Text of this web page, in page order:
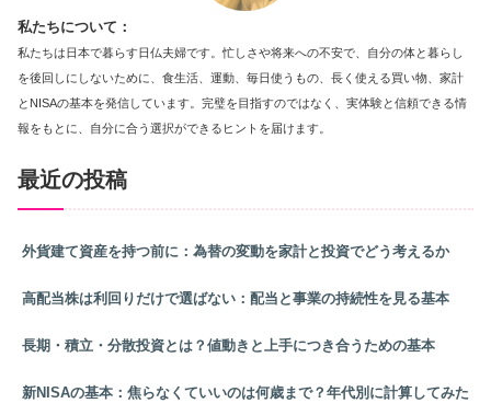
私たちについて：
私たちは日本で暮らす日仏夫婦です。忙しさや将来への不安で、自分の体と暮らし
を後回しにしないために、食生活、運動、毎日使うもの、長く使える買い物、家計
とNISAの基本を発信しています。完璧を目指すのではなく、実体験と信頼できる情
報をもとに、自分に合う選択ができるヒントを届けます。
最近の投稿
外貨建て資産を持つ前に：為替の変動を家計と投資でどう考えるか
高配当株は利回りだけで選ばない：配当と事業の持続性を見る基本
長期・積立・分散投資とは？値動きと上手につき合うための基本
新NISAの基本：焦らなくていいのは何歳まで？年代別に計算してみた